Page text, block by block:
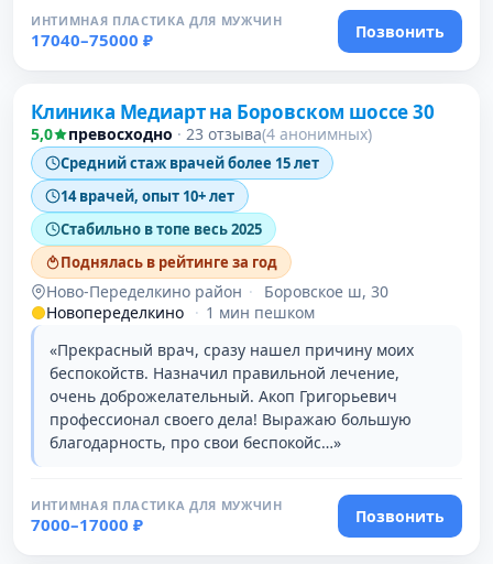
ИНТИМНАЯ ПЛАСТИКА ДЛЯ МУЖЧИН
17040–75000 ₽ Позвонить
Клиника Медиарт на Боровском шоссе 30
5,0 превосходно · 23 отзыва(4 анонимных)
Средний стаж врачей более 15 лет
14 врачей, опыт 10+ лет
Стабильно в топе весь 2025
Поднялась в рейтинге за год
Ново-Переделкино район ·
Боровское ш, 30
Новопеределкино · 1 мин пешком
«Прекрасный врач, сразу нашел причину моих
беспокойств. Назначил правильной лечение,
очень доброжелательный. Акоп Григорьевич
профессионал своего дела! Выражаю большую
благодарность, про свои беспокойс…»
ИНТИМНАЯ ПЛАСТИКА ДЛЯ МУЖЧИН
7000–17000 ₽
Позвонить
Проверено